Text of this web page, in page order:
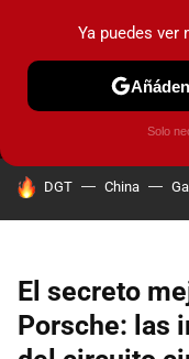
MENÚ
HOY SE HABLA DE
DGT China
El secreto
Porsche: las
Ya puedes ver
Solo